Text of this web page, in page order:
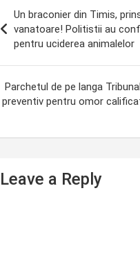
Un braconier din Timis,
vanatoare! Politistii au
pentru uciderea animalelor
Parchetul de pe langa
preventiv pentru omor
Leave a Reply